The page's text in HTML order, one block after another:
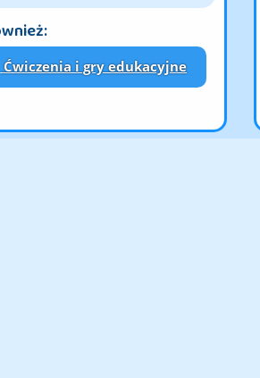
do pobrania materiał
z tego arkusza obejmują
pisze pojedynczą literę „Dz”,
dza, dzy, udzy oraz całe
pismo szkolne pomaga dziecku
Ćwiczenia i gry edukacyjne